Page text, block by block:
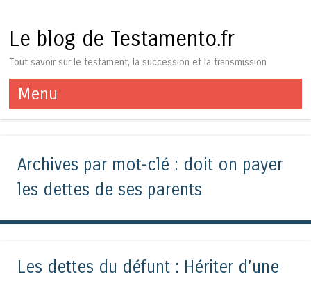
Le blog de Testamento.fr
Tout savoir sur le testament, la succession et la transmission
Menu
Aller au contenu
Archives par mot-clé : doit on payer
les dettes de ses parents
Les dettes du défunt : Hériter d’une